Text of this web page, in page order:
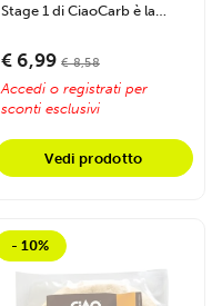
Stage 1 di CiaoCarb è la
€ 6,99 € 8,58
Accedi o registrati per
sconti esclusivi
Vedi prodotto
- 10%